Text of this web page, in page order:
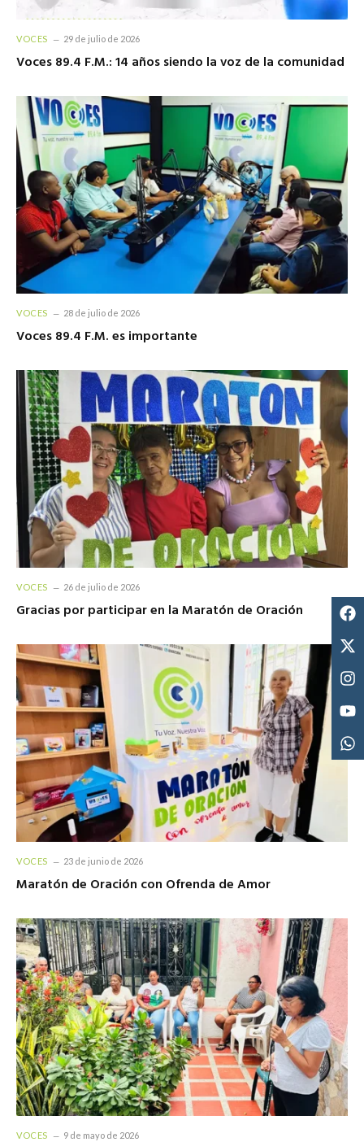
VOCES 29 de julio de 2026
Voces 89.4 F.M.: 14 años siendo la voz de la comunidad
VOCES 28 de julio de 2026
Voces 89.4 F.M. es importante
VOCES 26 de julio de 2026
Gracias por participar en la Maratón de Oración
VOCES 23 de junio de 2026
Maratón de Oración con Ofrenda de Amor
VOCES 9 de mayo de 2026